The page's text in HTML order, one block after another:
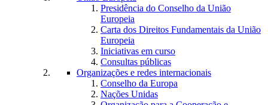
Presidência do Conselho da União
Europeia
Carta dos Direitos Fundamentais da União
Europeia
Iniciativas em curso
Consultas públicas
Organizações e redes internacionais
Conselho da Europa
Nações Unidas